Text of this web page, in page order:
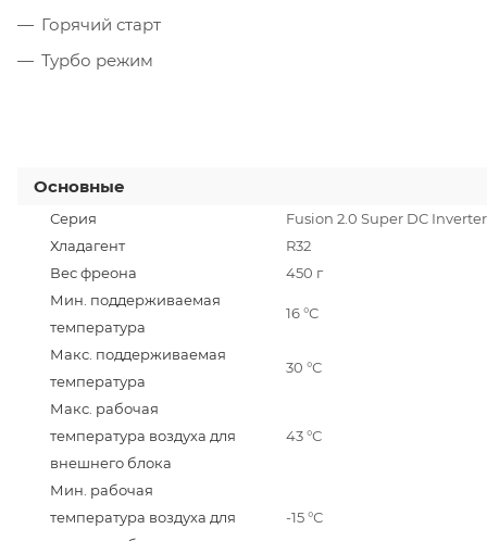
Горячий старт
Турбо режим
Основные
Серия
Fusion 2.0 Super DC Inverter
Хладагент
R32
Вес фреона
450 г
Мин. поддерживаемая
температура
16 °С
Макс. поддерживаемая
температура
30 °С
Макс. рабочая
температура воздуха для
внешнего блока
43 °С
Мин. рабочая
температура воздуха для
-15 °С